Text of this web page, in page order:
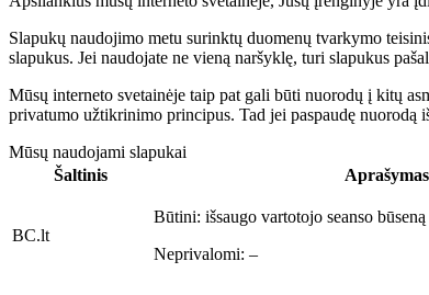
Slapukų naudojimo metu surinktų duomenų tvarkymo
slapukus. Jei naudojate ne vieną naršyklę, turi slapukus
Mūsų interneto svetainėje taip pat gali būti nuorodų į kitų
privatumo užtikrinimo principus. Tad jei paspaudę nuorodą
Mūsų naudojami slapukai
Šaltinis
Aprašymas
BC.lt
Būtini: išsaugo vartotojo seanso
Neprivalomi: –